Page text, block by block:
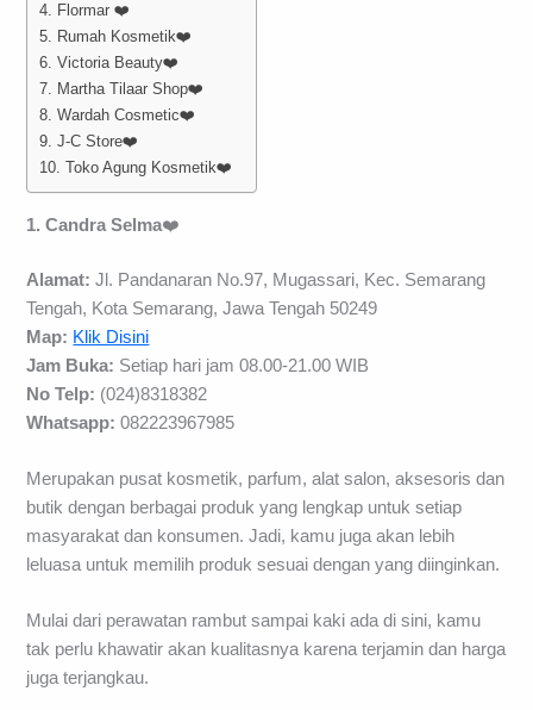
4. Flormar ❤️
5. Rumah Kosmetik❤️
6. Victoria Beauty❤️
7. Martha Tilaar Shop❤️
8. Wardah Cosmetic❤️
9. J-C Store❤️
10. Toko Agung Kosmetik❤️
1. Candra Selma❤️
Alamat: Jl. Pandanaran No.97, Mugassari, Kec. Semarang
Tengah, Kota Semarang, Jawa Tengah 50249
Map: Klik Disini
Jam Buka: Setiap hari jam 08.00-21.00 WIB
No Telp: (024)8318382
Whatsapp: 082223967985
Merupakan pusat kosmetik, parfum, alat salon, aksesoris dan
butik dengan berbagai produk yang lengkap untuk setiap
masyarakat dan konsumen. Jadi, kamu juga akan lebih
leluasa untuk memilih produk sesuai dengan yang diinginkan.
Mulai dari perawatan rambut sampai kaki ada di sini, kamu
tak perlu khawatir akan kualitasnya karena terjamin dan harga
juga terjangkau.